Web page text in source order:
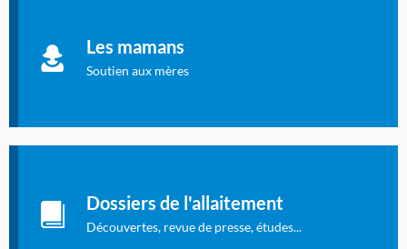
Les mamans
Soutien aux mères
à allaiter et vous informer : toutes les rubriques qui
concernent l'allaitement.
Dossiers de l'allaitement
Découvertes, revue de presse, études...
dernières études sur l'allaitement publiées dans la presse
internationale.